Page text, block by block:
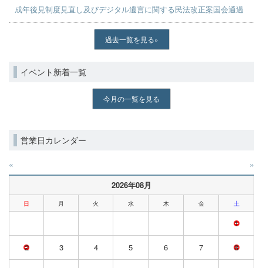
成年後見制度見直し及びデジタル遺言に関する民法改正案国会通過
過去一覧を見る
イベント新着一覧
今月の一覧を見る
営業日カレンダー
« »
2026年08月
日 月 火 水 木 金 土
1
2 3 4 5 6 7 8